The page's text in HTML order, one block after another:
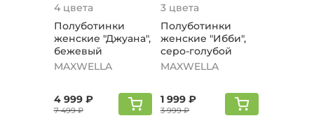
4 цвета
Полуботинки
женские "Джуана",
бежевый
MAXWELLA
4 999 ₽
7 499 ₽
3 цвета
Полуботинки
женские "Ибби",
серо-голубой
MAXWELLA
1 999 ₽
3 999 ₽